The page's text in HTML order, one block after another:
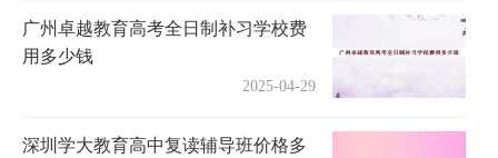
广州卓越教育高考全日制补习学校费
用多少钱
2025-04-29
深圳学大教育高中复读辅导班价格多